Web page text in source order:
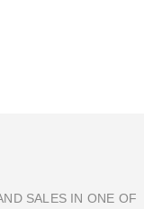
SALES IN ONE OF